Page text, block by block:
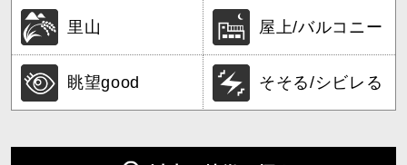
里山 屋上/バルコニー
眺望good そそる/シビレる